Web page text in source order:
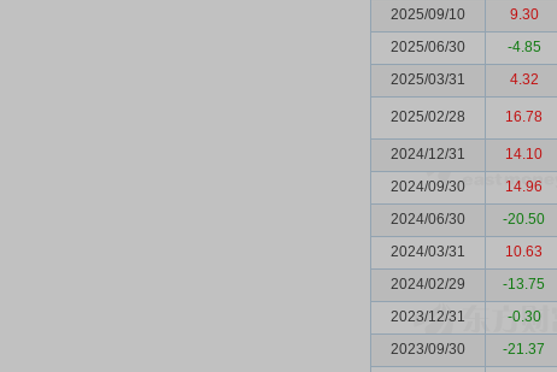
2025/09/10
9.30
2025/06/30
-4.85
2025/03/31
4.32
2025/02/28 16.78
2024/12/31 14.10
2024/09/30
14.96
2024/06/30
-20.50
2024/03/31
10.63
2024/02/29
-13.75
2023/12/31
-0.30
2023/09/30
-21.37